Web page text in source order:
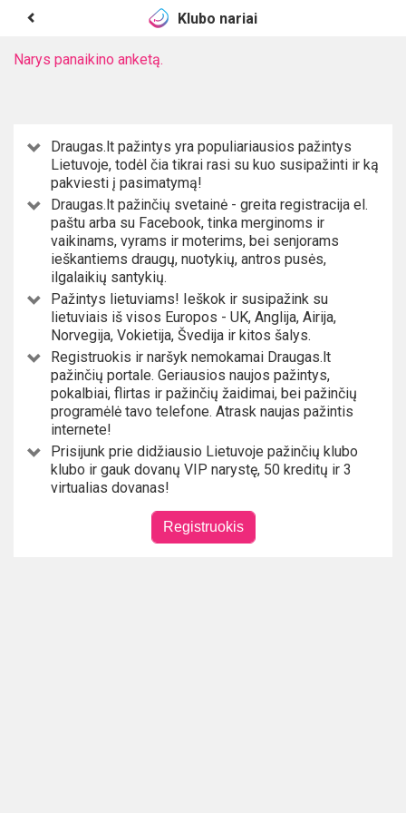
Klubo nariai
Narys panaikino anketą.
Draugas.lt pažintys yra populiariausios pažintys
Lietuvoje, todėl čia tikrai rasi su kuo susipažinti ir ką
pakviesti į pasimatymą!
Draugas.lt pažinčių svetainė - greita registracija el.
paštu arba su Facebook, tinka merginoms ir
vaikinams, vyrams ir moterims, bei senjorams
ieškantiems draugų, nuotykių, antros pusės,
ilgalaikių santykių.
Pažintys lietuviams! Ieškok ir susipažink su
lietuviais iš visos Europos - UK, Anglija, Airija,
Norvegija, Vokietija, Švedija ir kitos šalys.
Registruokis ir naršyk nemokamai Draugas.lt
pažinčių portale. Geriausios naujos pažintys,
pokalbiai, flirtas ir pažinčių žaidimai, bei pažinčių
programėlė tavo telefone. Atrask naujas pažintis
internete!
Prisijunk prie didžiausio Lietuvoje pažinčių klubo
klubo ir gauk dovanų VIP narystę, 50 kreditų ir 3
virtualias dovanas!
Registruokis